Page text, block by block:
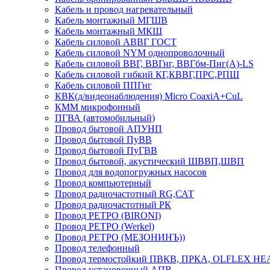
Кабель и провод нагревательный
Кабель монтажный МГШВ
Кабель монтажный МКШ
Кабель силовой АВВГ ГОСТ
Кабель силовой NYM однопроволочный
Кабель силовой ВВГ, ВВГнг, ВВГбм-Пнг(А)-LS
Кабель силовой гибкий КГ,КВВГ,ПРС,РПШ
Кабель силовой ППГнг
КВК(д/видеонаблюдения) Micro CoaxiA+CuL
КММ микрофонный
ПГВА (автомобильный)
Провод бытовой АПУНП
Провод бытовой ПуВВ
Провод бытовой ПуГВВ
Провод бытовой, акустический ШВВП,ШВП
Провод для водопогружных насосов
Провод компьютерный
Провод радиочастотный RG,САТ
Провод радиочастотный РК
Провод РЕТРО (BIRONI)
Провод РЕТРО (Werkel)
Провод РЕТРО (МЕЗОНИНЪ))
Провод телефонный
Провод термостойкий ПВКВ, ПРКА, OLFLEX